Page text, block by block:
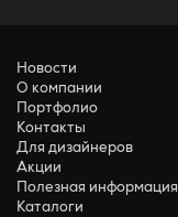
Новости
О компании
Портфолио
Контакты
Для дизайнеров
Акции
Полезная информация
Каталоги